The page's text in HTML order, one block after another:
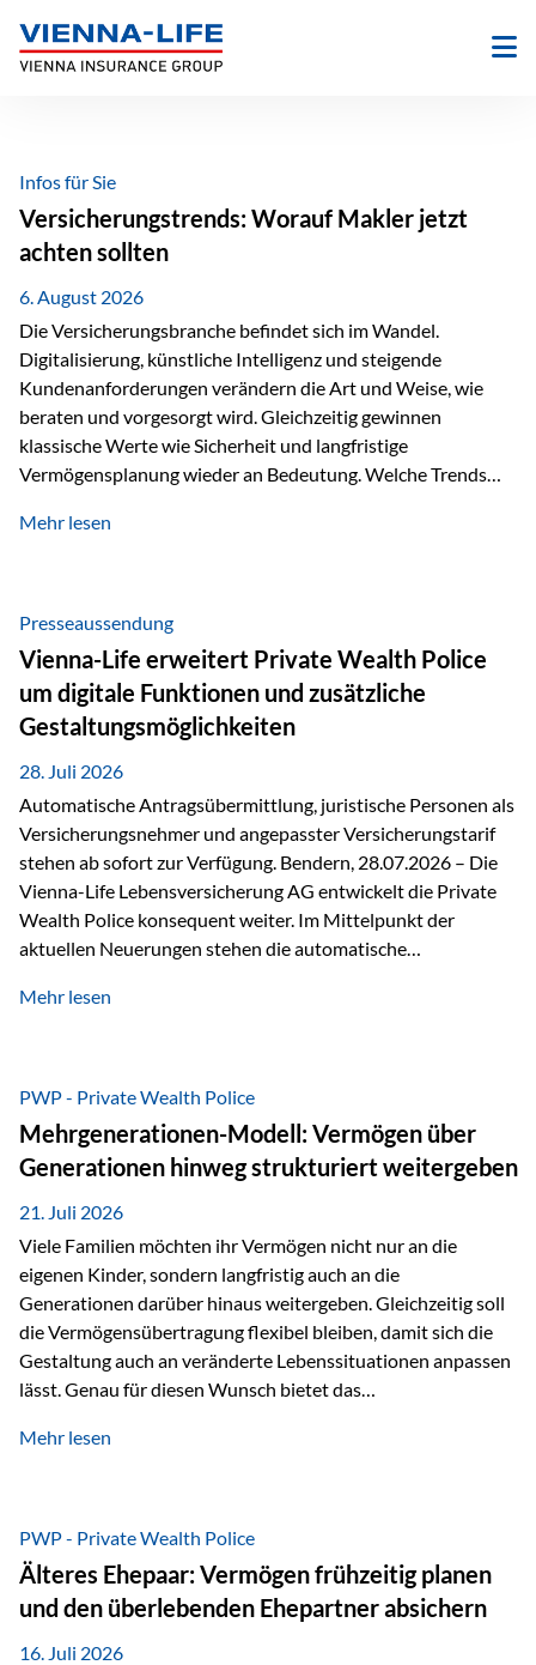
Inhalt
springen
Infos für Sie
Versicherungstrends: Worauf Makler jetzt
achten sollten
6. August 2026
Die Versicherungsbranche befindet sich im Wandel.
Digitalisierung, künstliche Intelligenz und steigende
Kundenanforderungen verändern die Art und Weise, wie
beraten und vorgesorgt wird. Gleichzeitig gewinnen
klassische Werte wie Sicherheit und langfristige
Vermögensplanung wieder an Bedeutung. Welche Trends
Blick behalten? Digitalisierung und KI verändern die
administrative Aufgaben, beschleunigen Abläufe und
schaffen mehr Zeit für das Wesentliche: die persönliche
Beratung. Gerade deshalb wird die individuelle Betreuung
zum entscheidenden Erfolgsfaktor. Technologie kann
unterstützen, Vertrauen entsteht jedoch weiterhin im
persönlichen Gespräch. Bei der Vienna-Life reagieren…
Mehr lesen
Presseaussendung
Vienna-Life erweitert Private Wealth Police
um digitale Funktionen und zusätzliche
Gestaltungsmöglichkeiten
28. Juli 2026
Automatische Antragsübermittlung, juristische Personen als
Versicherungsnehmer und angepasster Versicherungstarif
stehen ab sofort zur Verfügung. Bendern, 28.07.2026 – Die
Vienna-Life Lebensversicherung AG entwickelt die Private
Wealth Police konsequent weiter. Im Mittelpunkt der
aktuellen Neuerungen stehen die automatische
als Versicherungsnehmer einzusetzen, sowie eine
Abwicklung für Vertriebspartner deutlich effizienter
gestaltet. Anträge werden direkt elektronisch übermittelt,
Medienbrüche reduziert und die weitere Bearbeitung
beschleunigt. Ab sofort können auch juristische Personen,
wie Kapitalgesellschaften oder Stiftungen, als
Versicherungsnehmer eingesetzt werden. Damit erweitert
die Vienna-Life die Einsatzmöglichkeiten der Private Wealth
Police insbesondere für…
Mehr lesen
PWP - Private Wealth Police
Mehrgenerationen-Modell: Vermögen über
Generationen hinweg strukturiert weitergeben
21. Juli 2026
Viele Familien möchten ihr Vermögen nicht nur an die
eigenen Kinder, sondern langfristig auch an die
Generationen darüber hinaus weitergeben. Gleichzeitig soll
die Vermögensübertragung flexibel bleiben, damit sich die
Gestaltung auch an veränderte Lebenssituationen anpassen
lässt. Genau für diesen Wunsch bietet das
Vienna-Life eine interessante Lösung. Es ermöglicht,
Ausgangssituation Stellen Sie sich folgende Familie vor: Die
Großeltern haben über viele Jahre Vermögen aufgebaut. Ihr
Wunsch ist es, dieses Vermögen nicht nur den eigenen
Kindern, sondern langfristig auch den Enkeln zukommen zu…
Mehr lesen
PWP - Private Wealth Police
Älteres Ehepaar: Vermögen frühzeitig planen
und den überlebenden Ehepartner absichern
16. Juli 2026